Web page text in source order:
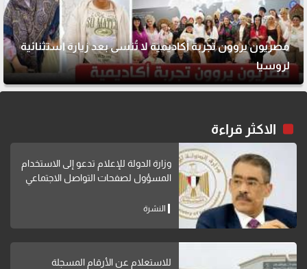
مصريون يروون تجربة أكاديمية لا تُنسى بعد زيارة استثنائية
لروسيا
الاكثر قراءة
وزارة الدولة للإعلام تدعو إلى الاستخدام
المسؤول لصفحات التواصل الاجتماعي
النشرة
للاستعلام عن الأرقام المسجلة